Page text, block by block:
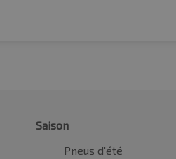
Saison
Pneus d'été